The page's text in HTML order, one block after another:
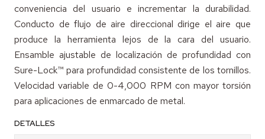
conveniencia del usuario e incrementar la durabilidad.
Conducto de flujo de aire direccional dirige el aire que
produce la herramienta lejos de la cara del usuario.
Ensamble ajustable de localización de profundidad con
Sure-Lock™ para profundidad consistente de los tornillos.
Velocidad variable de 0-4,000 RPM con mayor torsión
para aplicaciones de enmarcado de metal.
DETALLES